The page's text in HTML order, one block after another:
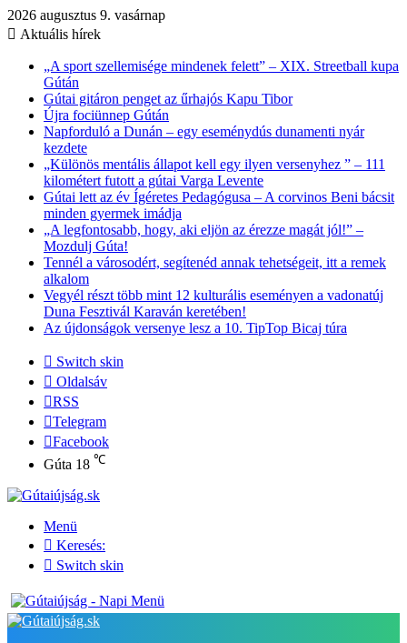
2026 augusztus 9. vasárnap
Aktuális hírek
„A sport szellemisége mindenek felett” – XIX. Streetball kupa
Gútán
Gútai gitáron penget az űrhajós Kapu Tibor
Újra fociünnep Gútán
Napforduló a Dunán – egy eseménydús dunamenti nyár
kezdete
„Különös mentális állapot kell egy ilyen versenyhez ” – 111
kilométert futott a gútai Varga Levente
Gútai lett az év Ígéretes Pedagógusa – A corvinos Beni bácsit
minden gyermek imádja
„A legfontosabb, hogy, aki eljön az érezze magát jól!” –
Mozdulj Gúta!
Tennél a városodért, segítenéd annak tehetségeit, itt a remek
alkalom
Vegyél részt több mint 12 kulturális eseményen a vadonatúj
Duna Fesztivál Karaván keretében!
Az újdonságok versenye lesz a 10. TipTop Bicaj túra
Switch skin
Oldalsáv
RSS
Telegram
Facebook
Gúta 18 ℃
Menü
Keresés:
Switch skin